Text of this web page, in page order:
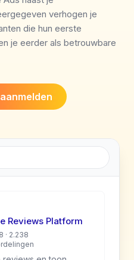
verhogen je
die hun eerste
je eerder als betrouwbare
aanmelden
Reviews Platform
· 2.238